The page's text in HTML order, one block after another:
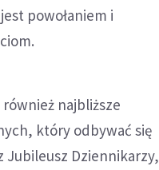
powołaniem i
również najbliższe
który odbywać się
Jubileusz Dziennikarzy,